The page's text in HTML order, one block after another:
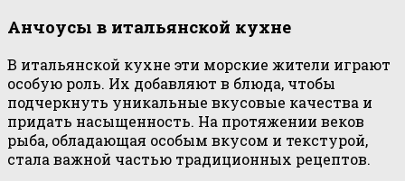
Анчоусы в итальянской кухне
В итальянской кухне эти морские жители играют
особую роль. Их добавляют в блюда, чтобы
подчеркнуть уникальные вкусовые качества и
придать насыщенность. На протяжении веков
рыба, обладающая особым вкусом и текстурой,
стала важной частью традиционных рецептов.